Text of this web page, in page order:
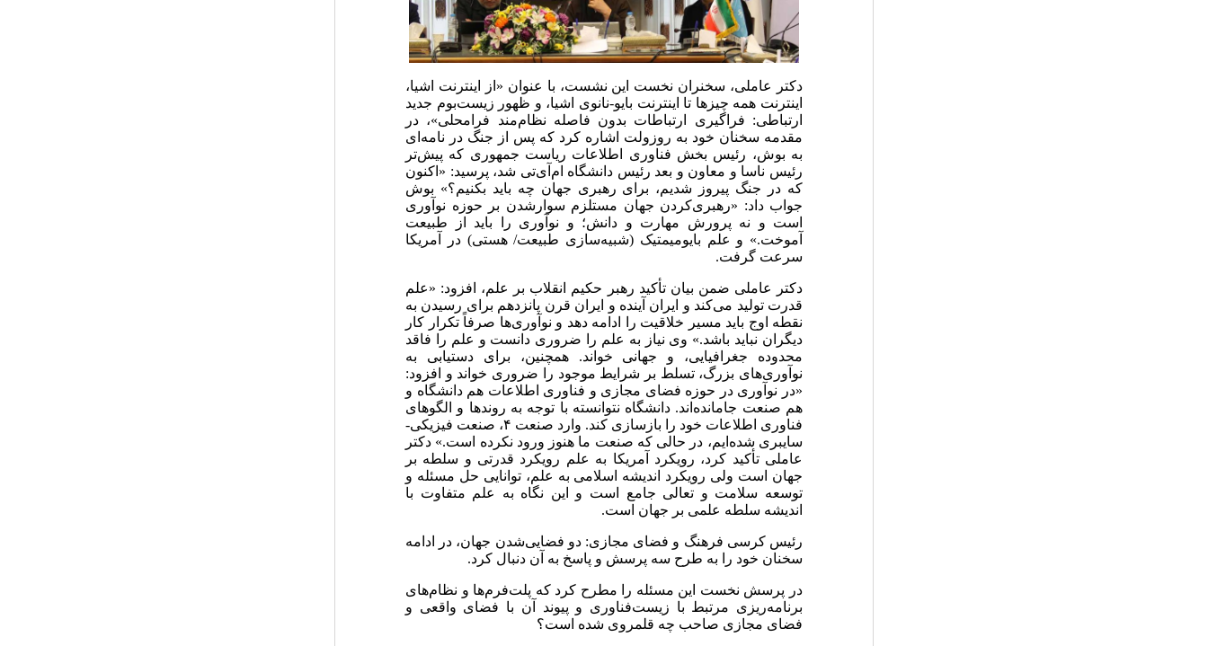
دکتر عاملی، سخنران نخست این نشست، با عنوان «از اینترنت اشیا،
اینترنت همه چیزها تا اینترنت بایو-نانوی اشیا، و ظهور زیست‌بوم جدید
ارتباطی: فراگیری ارتباطات بدون فاصله نظام‌مند فرامحلی»، در
مقدمه سخنان خود به روزولت اشاره کرد که پس از جنگ در نامه‌ای
به بوش، رئیس‌ بخش فناوری اطلاعات ریاست جمهوری که پیش‌تر
رئیس ناسا و معاون و بعد رئیس دانشگاه ام‌آی‌تی شد، پرسید: «اکنون
که در جنگ پیروز شدیم، برای رهبری جهان چه باید بکنیم؟» بوش
جواب داد: «رهبری‌کردن جهان مستلزم سوارشدن بر حوزه نوآوری
است و نه پرورش مهارت و دانش؛ و نوآوری را باید از طبیعت
آموخت.» و علم بایومیمتیک (شبیه‌سازی طبیعت/ هستی) در آمریکا
سرعت گرفت.
دکتر عاملی ضمن بیان تأکید رهبر حکیم انقلاب بر علم، افزود: «علم
قدرت تولید می‌کند و ایران آینده و ایران قرن پانزدهم برای رسیدن به
نقطه اوج باید مسیر خلاقیت را ادامه دهد و نوآوری‌ها صرفاً تکرار کار
دیگران نباید باشد.» وی نیاز به علم را ضروری دانست و علم را فاقد
محدوده جغرافیایی، و جهانی خواند. همچنین، برای دستیابی به
نوآوری‌های بزرگ، تسلط بر شرایط موجود را ضروری خواند و افزود:
«در نوآوری در حوزه فضای مجازی و فناوری اطلاعات هم دانشگاه و
هم صنعت جامانده‌اند. دانشگاه نتوانسته با توجه به روندها و الگوهای
فناوری اطلاعات خود را بازسازی کند. وارد صنعت ۴، صنعت فیزیکی-
سایبری شده‌ایم، در حالی که صنعت ما هنوز ورود نکرده است.» دکتر
عاملی تأکید کرد، رویکرد آمریکا به علم رویکرد قدرتی و سلطه بر
جهان است ولی رویکرد اندیشه اسلامی به علم، توانایی حل مسئله و
توسعه سلامت و تعالی جامع است و این نگاه به علم متفاوت با
اندیشه سلطه علمی بر جهان است.
رئیس کرسی فرهنگ و فضای مجازی: دو فضایی‌شدن جهان، در ادامه
سخنان خود را به طرح سه پرسش و پاسخ به آن دنبال کرد.
در پرسش نخست این مسئله را مطرح کرد که پلت‌فرم‌ها و نظام‌های
برنامه‌ریزی مرتبط با زیست‌فناوری و پیوند آن با فضای واقعی و
فضای مجازی صاحب چه قلمروی شده است؟